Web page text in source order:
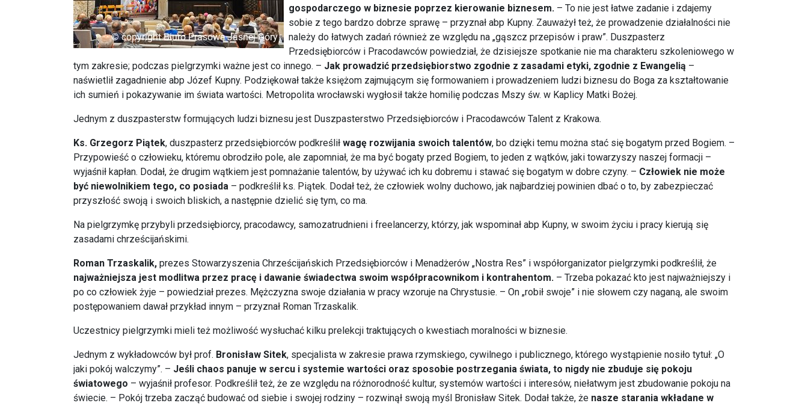
gospodarczego w biznesie poprzez kierowanie biznesem. – To nie jest łatwe zadanie i zdajemy
sobie z tego bardzo dobrze sprawę – przyznał abp Kupny. Zauważył też, że prowadzenie działalności nie
należy do łatwych zadań również ze względu na „gąszcz przepisów i praw”. Duszpasterz
Przedsiębiorców i Pracodawców powiedział, że dzisiejsze spotkanie nie ma charakteru szkoleniowego w
tym zakresie; podczas pielgrzymki ważne jest co innego. – Jak prowadzić przedsiębiorstwo zgodnie z zasadami etyki, zgodnie z Ewangelią –
naświetlił zagadnienie abp Józef Kupny. Podziękował także księżom zajmującym się formowaniem i prowadzeniem ludzi biznesu do Boga za kształtowanie
ich sumień i pokazywanie im świata wartości. Metropolita wrocławski wygłosił także homilię podczas Mszy św. w Kaplicy Matki Bożej.
Jednym z duszpasterstw formujących ludzi biznesu jest Duszpasterstwo Przedsiębiorców i Pracodawców Talent z Krakowa.
Ks. Grzegorz Piątek, duszpasterz przedsiębiorców podkreślił wagę rozwijania swoich talentów, bo dzięki temu można stać się bogatym przed Bogiem. –
Przypowieść o człowieku, któremu obrodziło pole, ale zapomniał, że ma być bogaty przed Bogiem, to jeden z wątków, jaki towarzyszy naszej formacji –
wyjaśnił kapłan. Dodał, że drugim wątkiem jest pomnażanie talentów, by używać ich ku dobremu i stawać się bogatym w dobre czyny. – Człowiek nie może
być niewolnikiem tego, co posiada – podkreślił ks. Piątek. Dodał też, że człowiek wolny duchowo, jak najbardziej powinien dbać o to, by zabezpieczać
przyszłość swoją i swoich bliskich, a następnie dzielić się tym, co ma.
Na pielgrzymkę przybyli przedsiębiorcy, pracodawcy, samozatrudnieni i freelancerzy, którzy, jak wspominał abp Kupny, w swoim życiu i pracy kierują się
zasadami chrześcijańskimi.
Roman Trzaskalik, prezes Stowarzyszenia Chrześcijańskich Przedsiębiorców i Menadżerów „Nostra Res” i współorganizator pielgrzymki podkreślił, że
najważniejsza jest modlitwa przez pracę i dawanie świadectwa swoim współpracownikom i kontrahentom. – Trzeba pokazać kto jest najważniejszy i
po co człowiek żyje – powiedział prezes. Mężczyzna swoje działania w pracy wzoruje na Chrystusie. – On „robił swoje” i nie słowem czy naganą, ale swoim
postępowaniem dawał przykład innym – przyznał Roman Trzaskalik.
Uczestnicy pielgrzymki mieli też możliwość wysłuchać kilku prelekcji traktujących o kwestiach moralności w biznesie.
Jednym z wykładowców był prof. Bronisław Sitek, specjalista w zakresie prawa rzymskiego, cywilnego i publicznego, którego wystąpienie nosiło tytuł: „O
jaki pokój walczymy”. – Jeśli chaos panuje w sercu i systemie wartości oraz sposobie postrzegania świata, to nigdy nie zbuduje się pokoju
światowego – wyjaśnił profesor. Podkreślił też, że ze względu na różnorodność kultur, systemów wartości i interesów, niełatwym jest zbudowanie pokoju na
świecie. – Pokój trzeba zacząć budować od siebie i swojej rodziny – rozwinął swoją myśl Bronisław Sitek. Dodał także, że nasze starania wkładane w